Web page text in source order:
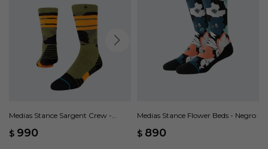
Medias Stance Sargent Crew -
$ 990
Medias Stance Flower Beds - Negro
$ 890